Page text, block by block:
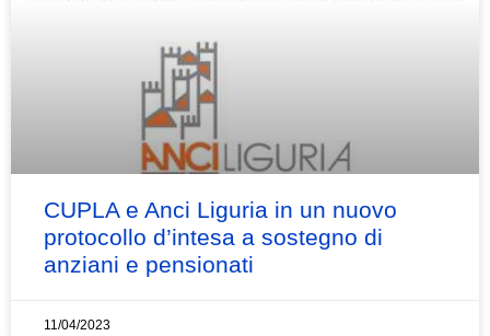
CUPLA e Anci Liguria in un nuovo
protocollo d’intesa a sostegno di
anziani e pensionati
11/04/2023